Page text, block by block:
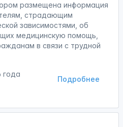
размещена информация
страдающим
зависимостями, об
медицинскую помощь,
в связи с трудной
Подробнее
года